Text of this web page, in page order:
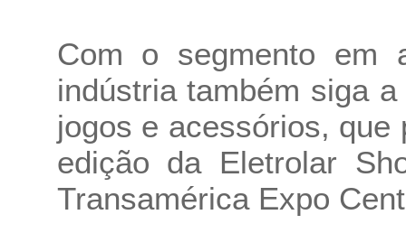
Com o segmento
indústria também siga
jogos e acessórios, que
edição da Eletrolar
Transamérica Expo